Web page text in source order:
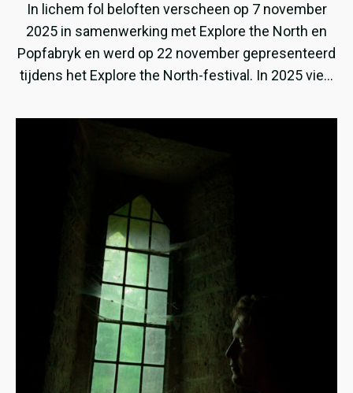
In lichem fol beloften verscheen op 7 november
2025 in samenwerking met Explore the North en
Popfabryk en werd op 22 november gepresenteerd
tijdens het Explore the North-festival. In 2025 viert
beloften brengt de band meteen haar tiende album
uit. Het album is een bijzondere samenwerking
met onder meer cello, klarinet en zestien
drummers. De band speelde de afgelopen jaren in
meer dan veertig landen op zes continenten en
brengt overal ter wereld Friestalige muziek. In 2024
werd ZEA bekroond met de Premio Ostana Music
Prize voor muziek in minderheidstalen. Samen met
het album verschijnt ook een speciaal boek, gevuld
met teksten, verhalen, tekeningen, foto’s en
vertalingen.